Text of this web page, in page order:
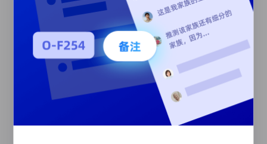
N-F15343 形成时间距今 930 年 SNP